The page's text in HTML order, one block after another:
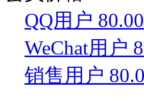
QQ用户 80.00
WeChat用户
销售用户